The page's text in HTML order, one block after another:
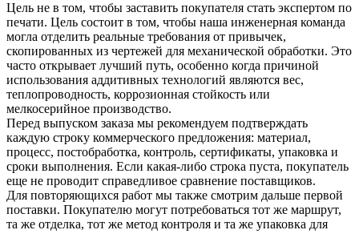
Цель не в том, чтобы заставить покупателя стать экспертом по
печати. Цель состоит в том, чтобы наша инженерная команда
могла отделить реальные требования от привычек,
скопированных из чертежей для механической обработки. Это
часто открывает лучший путь, особенно когда причиной
использования аддитивных технологий являются вес,
теплопроводность, коррозионная стойкость или
мелкосерийное производство.
Перед выпуском заказа мы рекомендуем подтверждать
каждую строку коммерческого предложения: материал,
процесс, постобработка, контроль, сертификаты, упаковка и
сроки выполнения. Если какая-либо строка пуста, покупатель
еще не проводит справедливое сравнение поставщиков.
Для повторяющихся работ мы также смотрим дальше первой
поставки. Покупателю могут потребоваться тот же маршрут,
та же отделка, тот же метод контроля и та же упаковка для